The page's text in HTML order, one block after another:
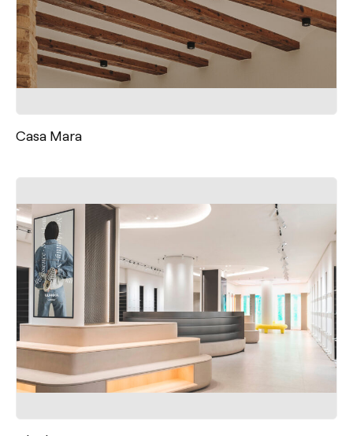
Casa Mara